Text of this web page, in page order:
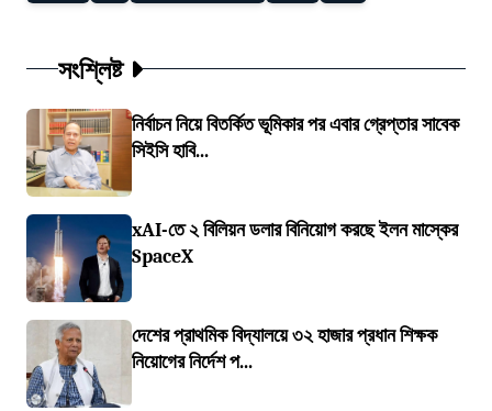
সংশ্লিষ্ট
নির্বাচন নিয়ে বিতর্কিত ভূমিকার পর এবার গ্রেপ্তার সাবেক
সিইসি হাবি...
xAI-তে ২ বিলিয়ন ডলার বিনিয়োগ করছে ইলন মাস্কের
SpaceX
দেশের প্রাথমিক বিদ্যালয়ে ৩২ হাজার প্রধান শিক্ষক
নিয়োগের নির্দেশ প...